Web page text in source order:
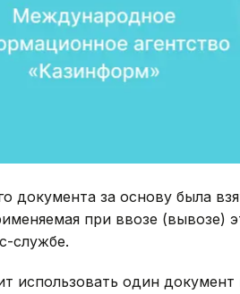
документа за основу была
при ввозе (вывозе)
службе.
использовать один